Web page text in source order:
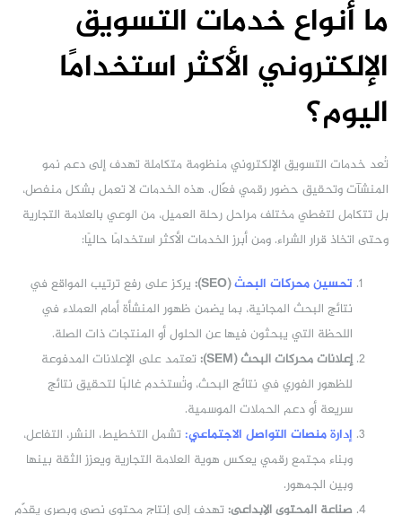
ما أنواع خدمات التسويق
الإلكتروني الأكثر استخدامًا
اليوم؟
تُعد خدمات التسويق الإلكتروني منظومة متكاملة تهدف إلى دعم نمو
المنشآت وتحقيق حضور رقمي فعّال. هذه الخدمات لا تعمل بشكل منفصل،
بل تتكامل لتغطي مختلف مراحل رحلة العميل، من الوعي بالعلامة التجارية
وحتى اتخاذ قرار الشراء. ومن أبرز الخدمات الأكثر استخدامًا حاليًا:
تحسين محركات البحث(SEO):
يركز على رفع ترتيب المواقع في
نتائج البحث المجانية، بما يضمن ظهور المنشأة أمام العملاء في
اللحظة التي يبحثون فيها عن الحلول أو المنتجات ذات الصلة.
إعلانات محركات البحث (SEM):
تعتمد على الإعلانات المدفوعة
للظهور الفوري في نتائج البحث، وتُستخدم غالبًا لتحقيق نتائج
سريعة أو دعم الحملات الموسمية.
إدارة منصات التواصل الاجتماعي: تشمل التخطيط، النشر، التفاعل،
وبناء مجتمع رقمي يعكس هوية العلامة التجارية ويعزز الثقة بينها
وبين الجمهور.
صناعة المحتوى الإبداعي: تهدف إلى إنتاج محتوى نصي وبصري يقدّم